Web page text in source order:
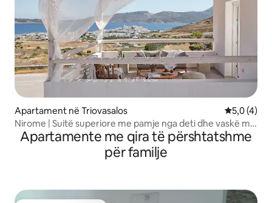
Apartament në Triovasalos Vlerësimi
5,0 (4)
Nirome | Suitë superiore me pamje nga deti dhe vaskë me
hidromasazh
Apartamente me qira të përshtatshme
për familje